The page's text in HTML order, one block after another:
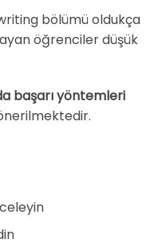
bölümü oldukça
öğrenciler düşük
başarı yöntemleri